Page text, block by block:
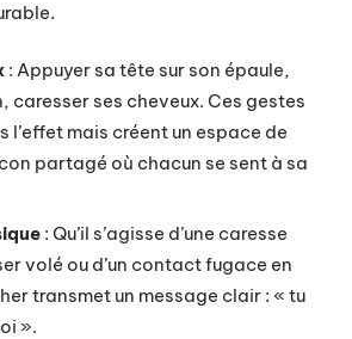
: Appuyer sa tête sur son épaule,
caresser ses cheveux. Ces gestes
l’effet mais créent un espace de
partagé où chacun se sent à sa
: Qu’il s’agisse d’une caresse
volé ou d’un contact fugace en
transmet un message clair : « tu
».